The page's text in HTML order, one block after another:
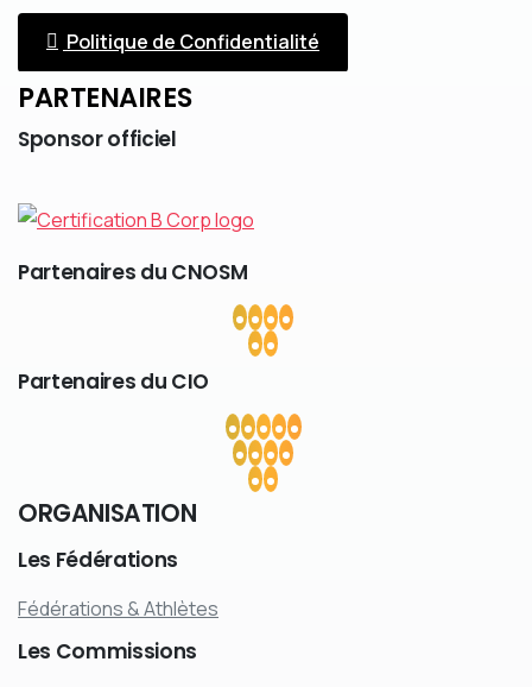
Politique de Confidentialité
PARTENAIRES
Sponsorofficiel
Partenaires du CNOSM
Partenaires du CIO
ORGANISATION
Les Fédérations
Fédérations & Athlètes
Les Commissions